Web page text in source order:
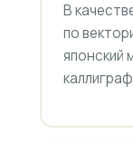
В
по
японский